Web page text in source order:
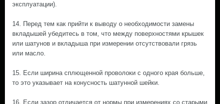
эксплуатации).
14. Перед тем как прийти к выводу о необходимости замены
вкладышей убедитесь в том, что между поверхностями крышек
или шатунов и вкладыша при измерении отсутствовали грязь
или масло.
15. Если ширина сплющенной проволоки с одного края больше,
то это указывает на конусность шатунной шейки.
16. Если зазор отличается от нормы при измерениях со старыми